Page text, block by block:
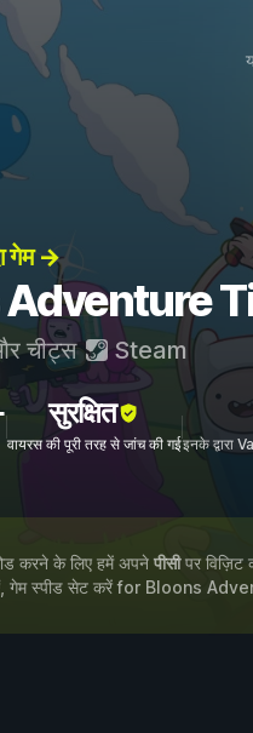
गेम →
चीट्स Steam
सुरक्षित
वायरस की पूरी तरह से जांच की गईइनके द्वारा
करने के लिए हमें अपने पीसीपर विज़िट
गेम स्पीड सेट करें for Bloons